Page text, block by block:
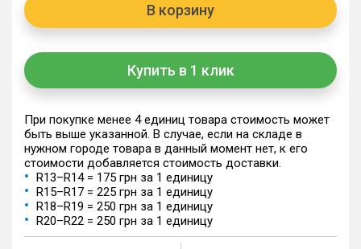
В корзину
Купить в 1 клик
При покупке менее 4 единиц товара стоимость может
быть выше указанной. В случае, если на складе в
нужном городе товара в данный момент нет, к его
стоимости добавляется стоимость доставки.
R13–R14 = 175 грн за 1 единицу
R15–R17 = 225 грн за 1 единицу
R18–R19 = 250 грн за 1 единицу
R20–R22 = 250 грн за 1 единицу